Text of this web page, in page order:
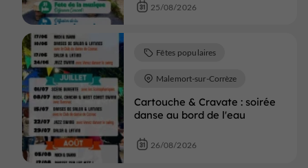
25/08/2026
Cartouche & Cravate : soirée
danse au bord de l'eau
Fêtes populaires
Malemort-sur-Corrèze
26/08/2026